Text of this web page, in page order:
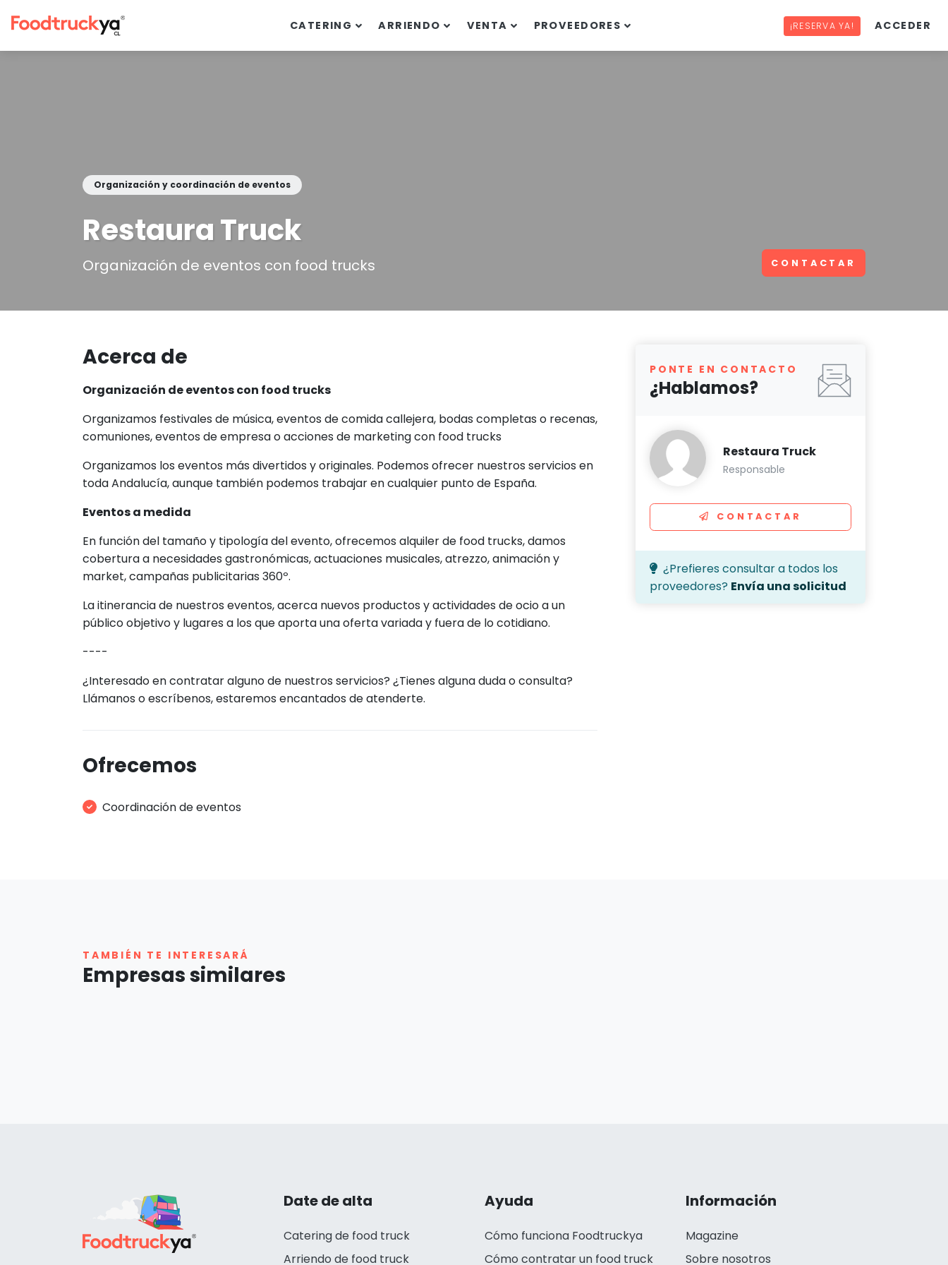
CATERING ARRIENDO VENTA PROVEEDORES ¡RESERVA YA! ACCEDER
Organización y coordinación de eventos
Restaura Truck
Organización de eventos con food trucks CONTACTAR
Acerca de
Organización de eventos con food trucks
Organizamos festivales de música, eventos de comida callejera, bodas completas o recenas,
comuniones, eventos de empresa o acciones de marketing con food trucks
Organizamos los eventos más divertidos y originales. Podemos ofrecer nuestros servicios en
toda Andalucía, aunque también podemos trabajar en cualquier punto de España.
Eventos a medida
En función del tamaño y tipología del evento, ofrecemos alquiler de food trucks, damos
cobertura a necesidades gastronómicas, actuaciones musicales, atrezzo, animación y
market, campañas publicitarias 360º.
La itinerancia de nuestros eventos, acerca nuevos productos y actividades de ocio a un
público objetivo y lugares a los que aporta una oferta variada y fuera de lo cotidiano.
----
¿Interesado en contratar alguno de nuestros servicios? ¿Tienes alguna duda o consulta?
Llámanos o escríbenos, estaremos encantados de atenderte.
Ofrecemos
Coordinación de eventos
PONTE EN CONTACTO
¿Hablamos?
Restaura Truck
Responsable
CONTACTAR
¿Prefieres consultar a todos los
proveedores? Envía una solicitud
TAMBIÉN TE INTERESARÁ
Empresas similares
Date de alta
Catering de food truck
Arriendo de food truck
Ayuda
Cómo funciona Foodtruckya
Cómo contratar un food truck
Información
Magazine
Sobre nosotros